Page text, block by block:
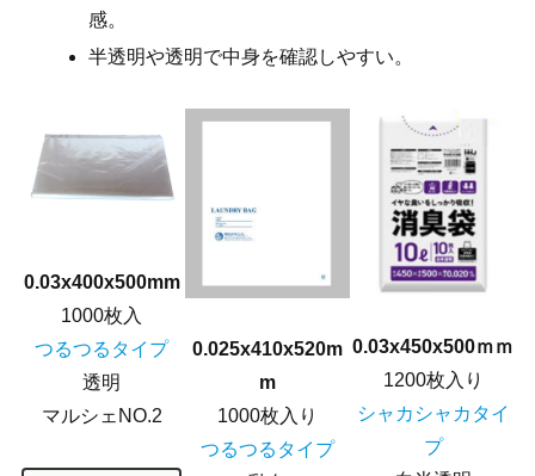
感。
半透明や透明で中身を確認しやすい。
0.03x400x500mm
1000枚入
つるつるタイプ
透明
マルシェNO.2
0.025x410x520m
m
1000枚入り
つるつるタイプ
0.03x450x500ｍｍ
1200枚入り
シャカシャカタイ
プ